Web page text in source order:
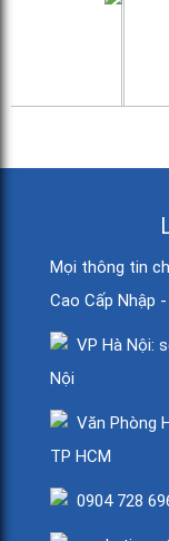
Mọi thông tin
Cao Cấp Nhập -
VP Hà Nội:
Nội
Văn Phòng
TP HCM
0904 728